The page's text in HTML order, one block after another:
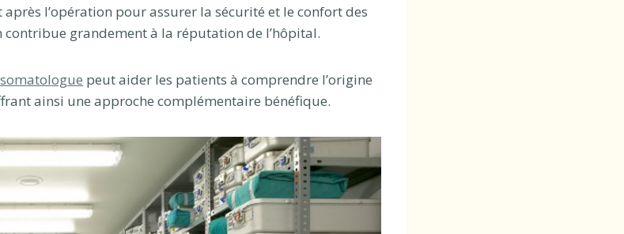
l’opération pour assurer la sécurité et le confort des
contribue grandement à la réputation de l’hôpital.
somatologue peut aider les patients à comprendre l’origine
ainsi une approche complémentaire bénéfique.